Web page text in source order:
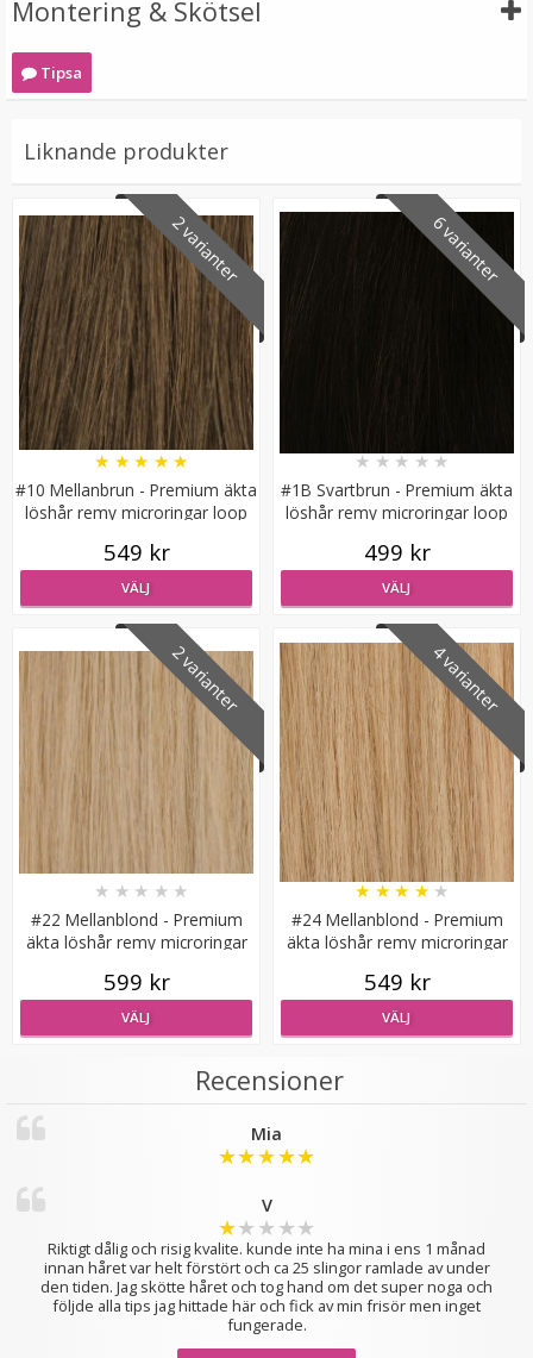
Microringar ca: 200st - Svarta
LÄGG I VARUKORG
#8 Mellanbrun - Original äkta löshår remy nagelslingor
★ ★★
189 kr
VÄLJ
Mizzy Tangler brush - Zebramönster lila
★
LÄGG I VARUKORG
Montering & Skötsel
Tipsa
Liknande produkter
2 varianter
#10 Mellanbrun - Premium äkta
löshår remy microringar loop
★ ★ ★ ★ ★
549 kr
VÄLJ
6 varianter
#1B Svartbrun - Premium äkta
löshår remy microringar loop
★★★★★
499 kr
VÄLJ
2 varianter
#22 Mellanblond - Premium
äkta löshår remy microringar
★ ★ ★ ★ ★
599 kr
VÄLJ
4 varianter
#24 Mellanblond - Premium
äkta löshår remy microringar
★ ★ ★ ★ ★
549 kr
VÄLJ
Recensioner
Mia
★★★★★
V
★★ ★ ★★
Riktigt dålig och risig kvalite. kunde inte ha mina i ens 1 månad
innan håret var helt förstört och ca 25 slingor ramlade av under
den tiden. Jag skötte håret och tog hand om det super noga och
följde alla tips jag hittade här och fick av min frisör men inget
fungerade.